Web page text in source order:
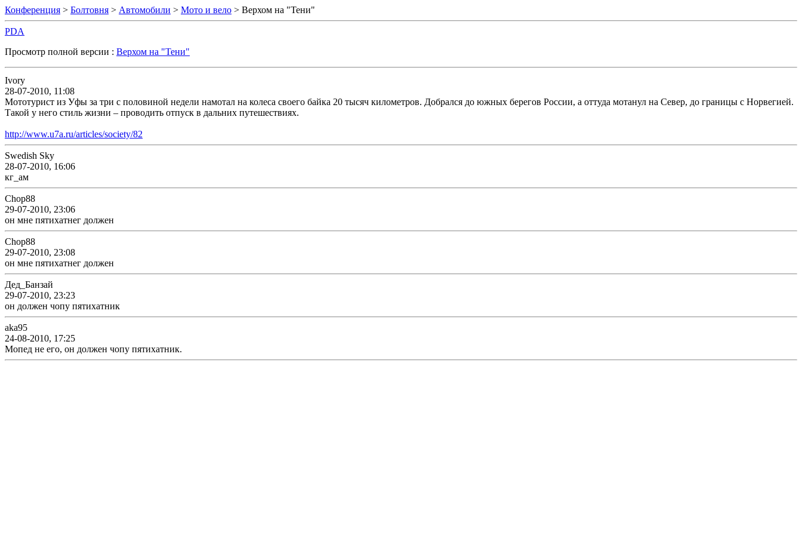
Конференция > Болтовня > Автомобили > Мото и вело > Верхом на "Тени"
PDA
Просмотр полной версии : Верхом на "Тени"
Ivory
28-07-2010, 11:08
Мототурист из Уфы за три с половиной недели намотал на колеса своего байка 20 тысяч километров. Добрался до южных берегов России, а оттуда мотанул на Север, до границы с Норвегией.
Такой у него стиль жизни – проводить отпуск в дальних путешествиях.
http://www.u7a.ru/articles/society/82
Swedish Sky
28-07-2010, 16:06
кг_ам
Chop88
29-07-2010, 23:06
он мне пятихатнег должен
Chop88
29-07-2010, 23:08
он мне пятихатнег должен
Дед_Банзай
29-07-2010, 23:23
он должен чопу пятихатник
aka95
24-08-2010, 17:25
Мопед не его, он должен чопу пятихатник.